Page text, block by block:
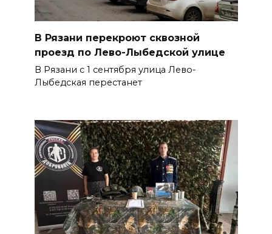
В Рязани перекроют сквозной
проезд по Лево-Лыбедской улице
В Рязани с 1 сентября улица Лево-
Лыбедская перестанет